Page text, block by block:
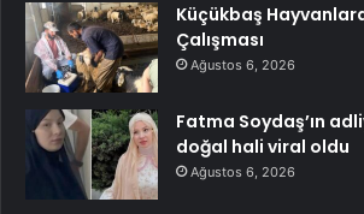
Küçükbaş
Çalışması
Ağustos 6, 2026
Fatma Soydaş’ın
doğal hali viral oldu
Ağustos 6, 2026